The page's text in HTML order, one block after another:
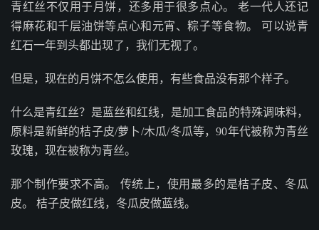
青红丝不仅用于月饼，还多用于很多点心。 老一代人还记
得麻花和千层油饼等点心和元宵、粽子等食物。 可以说青
红石一年到头都出现了，我们无视了。
但是，现在的月饼不怎么使用，有些食品没有那个样子。
什么是青红丝？是蓝丝和红线，是加工食品的特殊调味料，
原料是新鲜的桔子皮/萝卜/木瓜/冬瓜等，90年代被称为青丝
玫瑰，现在被称为青丝。
那个制作要求不高。 传统上，使用最多的是桔子皮、冬瓜
皮。 桔子皮做红线，冬瓜皮做蓝线。